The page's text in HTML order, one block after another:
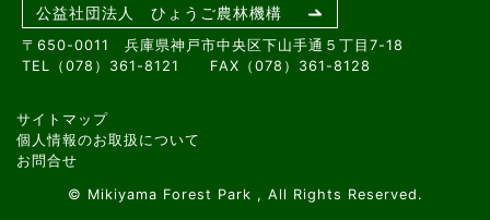
公益社団法人 ひょうご農林機構
〒650-0011 兵庫県神戸市中央区下山手通５丁目7-18
TEL（078）361-8121 FAX（078）361-8128
サイトマップ
個人情報のお取扱について
お問合せ
© Mikiyama Forest Park , All Rights Reserved.